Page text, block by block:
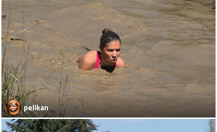
pelikan